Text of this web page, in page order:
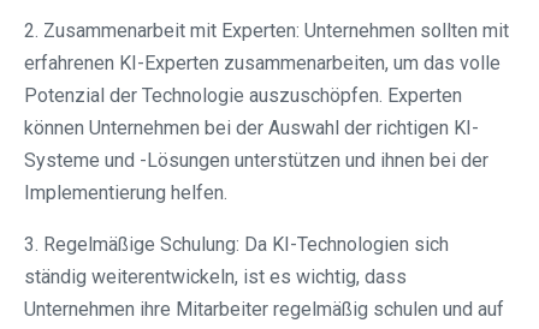
2. Zusammenarbeit mit Experten: Unternehmen sollten mit
erfahrenen KI-Experten zusammenarbeiten, um das volle
Potenzial der Technologie auszuschöpfen. Experten
können Unternehmen bei der Auswahl der richtigen KI-
Systeme und -Lösungen unterstützen und ihnen bei der
Implementierung helfen.
3. Regelmäßige Schulung: Da KI-Technologien sich
ständig weiterentwickeln, ist es wichtig, dass
Unternehmen ihre Mitarbeiter regelmäßig schulen und auf